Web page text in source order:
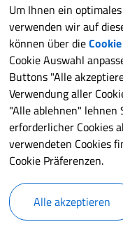
Die VG-
Ehingen.
Weiterhin
Sofern
müssen,
werden.
Um Ihnen ein
verwenden wir auf
können über die
Cookie Auswahl
Buttons "Alle
Verwendung aller
"Alle ablehnen" lehnen
erforderlicher Cookies
verwendeten Cookies
Cookie Präferenzen.
Alle akzeptieren